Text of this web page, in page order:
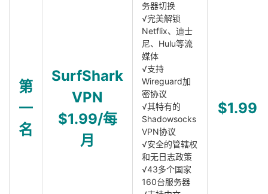
第
一
名
SurfShark
VPN
$1.99/每
月
务器切换
√完美解锁
Netflix、迪士
尼、Hulu等流
媒体
√支持
Wireguard加
密协议
√其特有的
Shadowsocks
VPN协议
√安全的管辖权
和无日志政策
√43多个国家
160台服务器
$1.99